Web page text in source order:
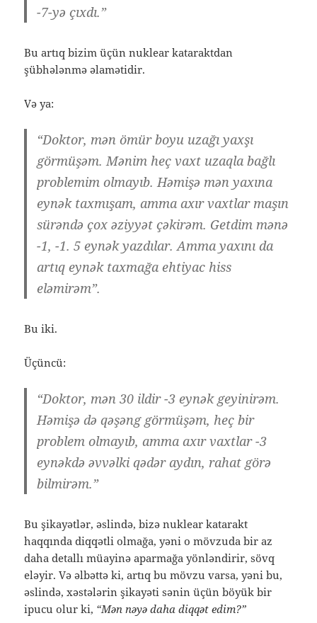
-7-yə çıxdı.”
Bu artıq bizim üçün nuklear kataraktdan
şübhələnmə əlamətidir.
Və ya:
“Doktor, mən ömür boyu uzağı yaxşı
görmüşəm. Mənim heç vaxt uzaqla bağlı
problemim olmayıb. Həmişə mən yaxına
eynək taxmışam, amma axır vaxtlar maşın
sürəndə çox əziyyət çəkirəm. Getdim mənə
-1, -1. 5 eynək yazdılar. Amma yaxını da
artıq eynək taxmağa ehtiyac hiss
eləmirəm”.
Bu iki.
Üçüncü:
“Doktor, mən 30 ildir -3 eynək geyinirəm.
Həmişə də qəşəng görmüşəm, heç bir
problem olmayıb, amma axır vaxtlar -3
eynəkdə əvvəlki qədər aydın, rahat görə
bilmirəm.”
Bu şikayətlər, əslində, bizə nuklear katarakt
haqqında diqqətli olmağa, yəni o mövzuda bir az
daha detallı müayinə aparmağa yönləndirir, sövq
eləyir. Və əlbəttə ki, artıq bu mövzu varsa, yəni bu,
əslində, xəstələrin şikayəti sənin üçün böyük bir
ipucu olur ki, “Mən nəyə daha diqqət edim?”